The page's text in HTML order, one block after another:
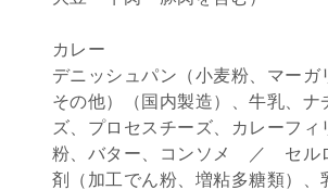
カレー
デニッシュパン（小麦粉、マーガ
その他）（国内製造）、牛乳、ナ
ズ、プロセスチーズ、カレーフィ
粉、バター、コンソメ ／ セル
剤（加工でん粉、増粘多糖類）、